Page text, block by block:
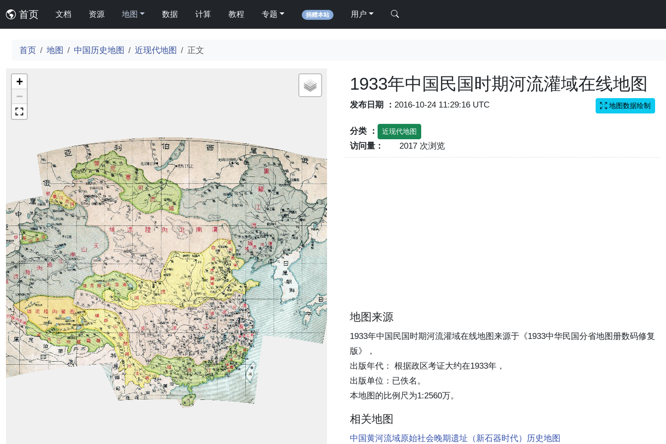
首页 文档 资源 地图 数据 计算 教程 专题 捐赠本站 用户
首页 地图 中国历史地图 近现代地图 正文
+
−
1933年中国民国时期河流灌域在线地图
发布日期 ： 2016-10-24 11:29:16 UTC
分类 ： 近现代地图
访问量： 2017 次浏览
地图数据绘制
地图来源
1933年中国民国时期河流灌域在线地图来源于《1933中华民国分省地图册数码修复
版》，
出版年代： 根据政区考证大约在1933年，
出版单位：已佚名。
本地图的比例尺为1:2560万。
相关地图
中国黄河流域原始社会晚期遗址（新石器时代）历史地图